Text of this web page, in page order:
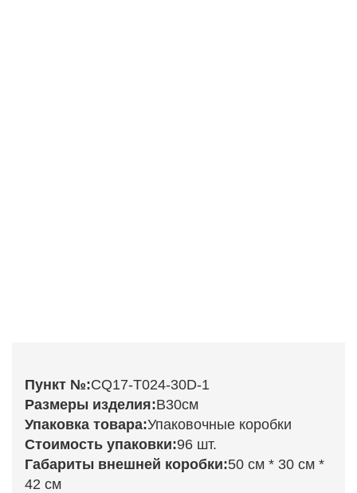
Пункт №:CQ17-T024-30D-1
Размеры изделия:В30см
Упаковка товара:Упаковочные коробки
Стоимость упаковки:96 шт.
Габариты внешней коробки:50 см * 30 см *
42 см